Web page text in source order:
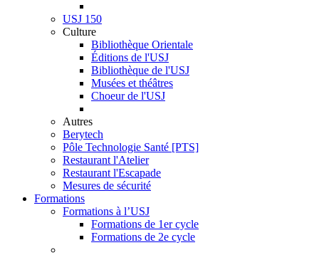
USJ 150
Culture
Bibliothèque Orientale
Éditions de l'USJ
Bibliothèque de l'USJ
Musées et théâtres
Choeur de l'USJ
Autres
Berytech
Pôle Technologie Santé [PTS]
Restaurant l'Atelier
Restaurant l'Escapade
Mesures de sécurité
Formations
Formations à l’USJ
Formations de 1er cycle
Formations de 2e cycle